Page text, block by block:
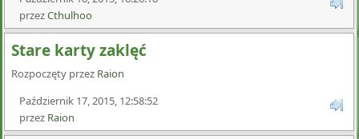
przezCthulhoo
Stare karty zaklęć
Rozpoczęty przez Raion
Październik 17, 2015, 12:58:52
przez Raion